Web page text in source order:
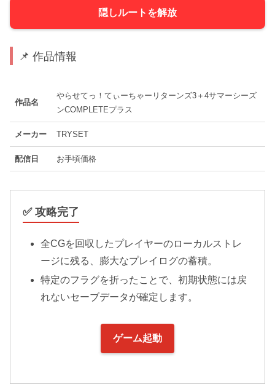
隠しルートを解放
📌 作品情報
作品名
やらせてっ！てぃーちゃーリターンズ3＋4サマーシーズ
ンCOMPLETEプラス
メーカー TRYSET
配信日 お手頃価格
✅ 攻略完了
全CGを回収したプレイヤーのローカルストレ
ージに残る、膨大なプレイログの蓄積。
特定のフラグを折ったことで、初期状態には戻
れないセーブデータが確定します。
ゲーム起動